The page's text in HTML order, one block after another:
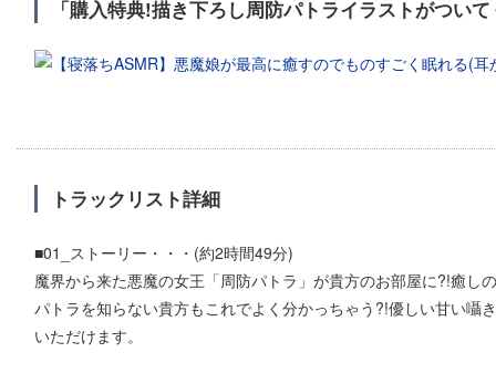
「購入特典!描き下ろし周防パトライラストがつい
トラックリスト詳細
■01_ストーリー・・・(約2時間49分)
魔界から来た悪魔の女王「周防パトラ」が貴方のお部屋に?!癒し
パトラを知らない貴方もこれでよく分かっちゃう?!優しい甘い囁
いただけます。